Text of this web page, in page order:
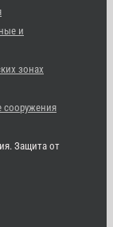
и
зонах
сооружения
Защита от